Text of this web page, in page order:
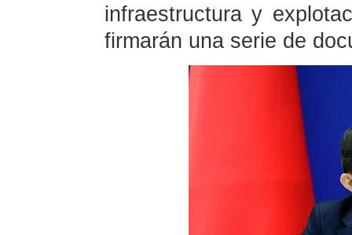
infraestructura y
firmarán una serie de